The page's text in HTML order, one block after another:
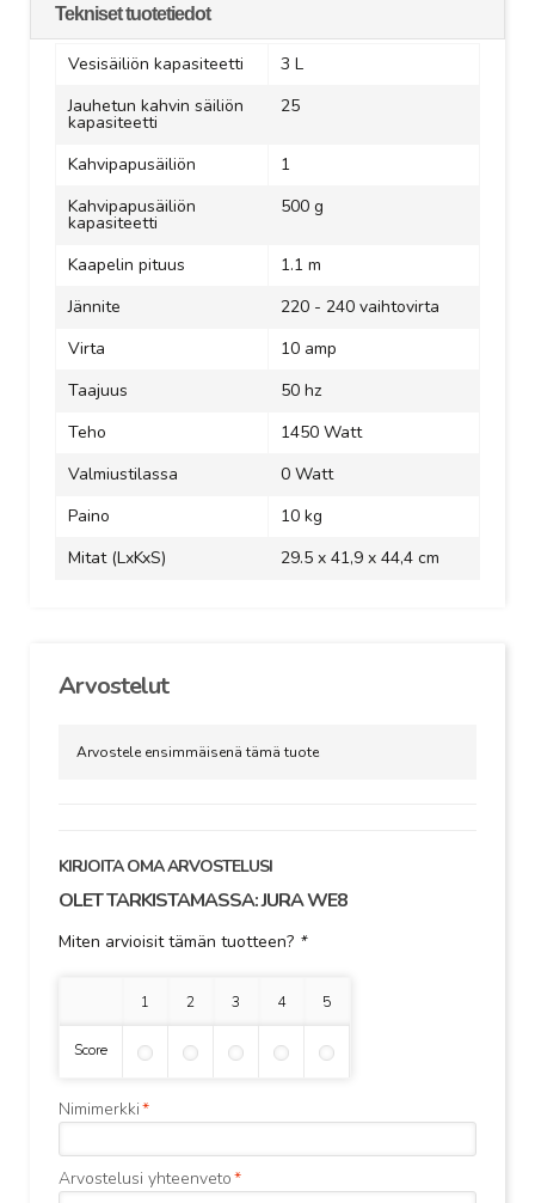
Tekniset tuotetiedot
Vesisäiliön kapasiteetti
3 L
Jauhetun kahvin säiliön
kapasiteetti
25
Kahvipapusäiliön
1
Kahvipapusäiliön
kapasiteetti
500 g
Kaapelin pituus
1.1 m
Jännite
220 - 240 vaihtovirta
Virta
10 amp
Taajuus
50 hz
Teho
1450 Watt
Valmiustilassa
0 Watt
Paino
10 kg
Mitat (LxKxS)
29.5 x 41,9 x 44,4 cm
Arvostelut
Arvostele ensimmäisenä tämä tuote
KIRJOITA OMA ARVOSTELUSI
OLET TARKISTAMASSA:JURA WE8
Miten arvioisit tämän tuotteen? *
1 tähti 2 tähteä3 tähteä4 tähteä5 tähteä
Score
*
Nimimerkki
*
Arvostelusi yhteenveto